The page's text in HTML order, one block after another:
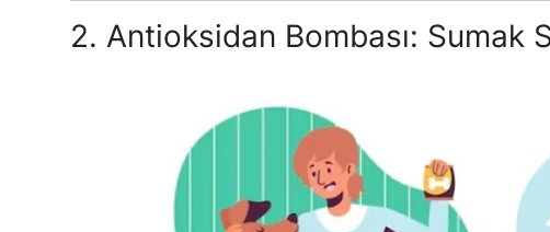
2. Antioksidan Bombası: Sumak